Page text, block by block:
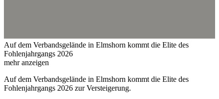
Auf dem Verbandsgelände in Elmshorn kommt die Elite des
Fohlenjahrgangs 2026
mehr anzeigen
Auf dem Verbandsgelände in Elmshorn kommt die Elite des
Fohlenjahrgangs 2026 zur Versteigerung.